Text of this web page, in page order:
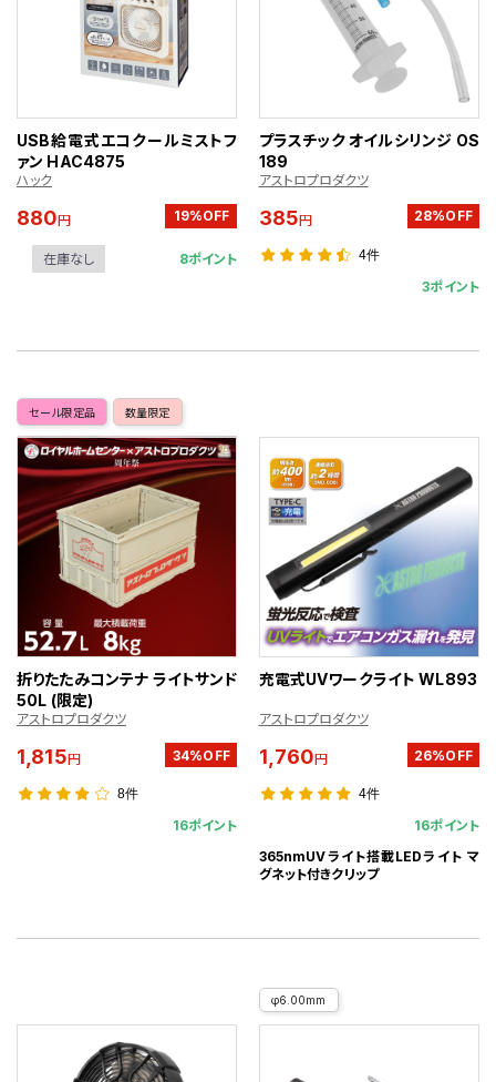
USB給電式エコクールミストフ
ァン HAC4875
ハック
880円 19%OFF
在庫なし 8ポイント
プラスチック オイルシリンジ OS
189
アストロプロダクツ
385円 28%OFF
4件
3ポイント
セール限定品 数量限定
折りたたみコンテナ ライトサンド
50L (限定)
アストロプロダクツ
1,815円 34%OFF
8件
16ポイント
充電式UVワークライト WL893
アストロプロダクツ
1,760円 26%OFF
4件
16ポイント
365nmUVライト搭載LEDライト マ
グネット付きクリップ
φ6.00mm